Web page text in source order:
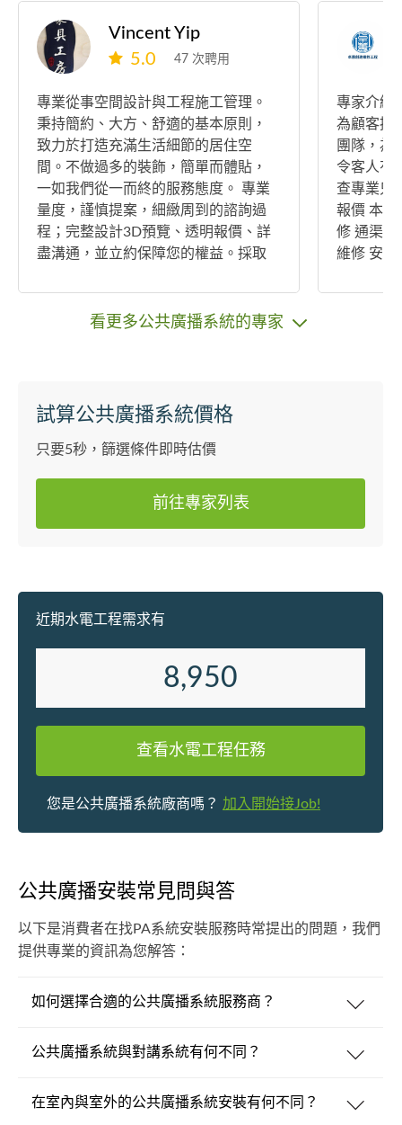
Vincent Yip
5.0
47 次聘用
專業從事空間設計與工程施工管理。
秉持簡約、大方、舒適的基本原則，
致力於打造充滿生活細節的居住空
間。不做過多的裝飾，簡單而體貼，
一如我們從一而終的服務態度。 專業
量度，謹慎提案，細緻周到的諮詢過
程；完整設計3D預覽、透明報價、詳
盡溝通，並立約保障您的權益。採取
報，從雛形開始一步步參與家居空間
成形的歷程。 從需求出發，以生活為
想像。我們相信，所謂「風格」是衍
自使用者在時間的沈積下緩慢成形。
每個人對家的想像都不全然相同，而
慢引導，從中塑造出屬於您的獨一風
專家介紹
為顧客提供
團隊，為
令客人有
查專業只
報價 本公
修 通渠服
維修 安裝
牆工程等
看更多公共廣播系統的專家
試算公共廣播系統價格
只要5秒，篩選條件即時估價
前往專家列表
近期水電工程需求有
8,950
查看水電工程任務
您是公共廣播系統廠商嗎？ 加入開始接Job!
公共廣播安裝常見問與答
以下是消費者在找PA系統安裝服務時常提出的問題，我們
提供專業的資訊為您解答：
如何選擇合適的公共廣播系統服務商？
公共廣播系統與對講系統有何不同？
在室內與室外的公共廣播系統安裝有何不同？